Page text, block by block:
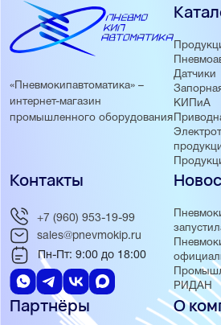
«Пневмокипавтоматика» –
интернет-магазин
промышленного оборудования
Датчики
КИПиА
РИДАН
Партнёры О
Контакты
+7 (960) 953-19-99
sales@pnevmokip.ru
Пн-Пт: 9:00 до 18:00